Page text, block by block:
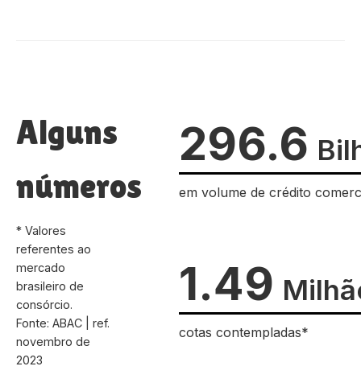
Alguns
números
* Valores
referentes ao
mercado
brasileiro de
consórcio.
Fonte: ABAC | ref.
novembro de
2023
296.6
em volume de crédito
1.49
cotas contempladas*